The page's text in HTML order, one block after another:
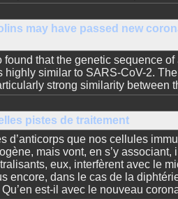
may have passed new
found that the genetic sequence
highly similar to SARS-CoV-2.
strong similarity between
pistes de traitement
d’anticorps que nos cellules
mais vont, en s’y
eux, interfèrent avec le
encore, dans le cas de la
est-il avec le nouveau